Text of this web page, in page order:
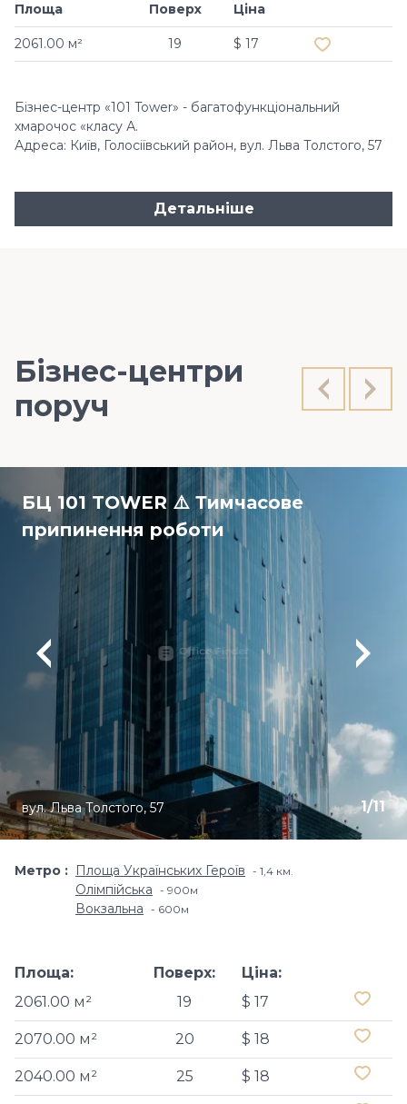
Площа
2061.00 м²
Поверх
19
Ціна
$ 17
Бізнес-центр «101 Tower» - багатофункціональний
хмарочос «класу А.
Адреса: Київ, Голосіївський район, вул. Льва Толстого, 57
Детальніше
Бізнес-центри
поруч
БЦ 101 TOWER ⚠️ Тимчасове
припинення роботи
1/11
вул. Льва Толстого, 57
Метро Площа Українських Героїв 1,4 км.
Олімпійська 900м
Вокзальна 600м
Площа:
2061.00 м²
Поверх:
19
Ціна:
$ 17
2070.00 м² 20 $ 18
2040.00 м² 25 $ 18